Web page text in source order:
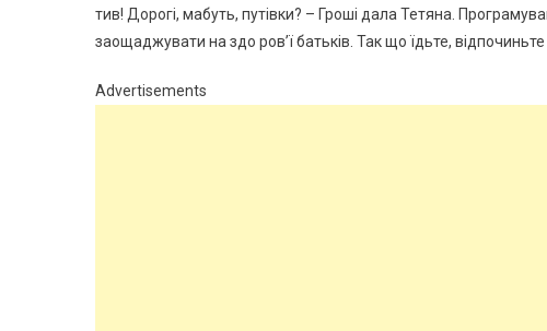
тив! Дорогі, мабуть, путівки? – Гроші дала Тетяна.
заощаджувати на здо ров’ї батьків. Так що їдьте, відпочиньте
Advertisements